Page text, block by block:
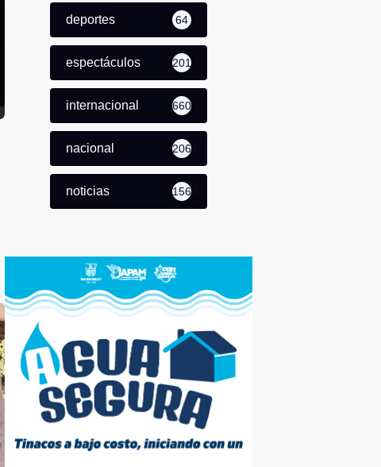
deportes 64
espectáculos 201
internacional 660
nacional 2064
noticias 1560